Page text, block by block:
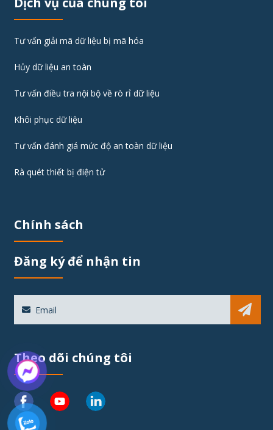
Tư vấn giải mã dữ liệu bị mã hóa
Hủy dữ liệu an toàn
Tư vấn điều tra nội bộ về rò rỉ dữ liệu
Khôi phục dữ liệu
Tư vấn đánh giá mức độ an toàn dữ liệu
Rà quét thiết bị điện tử
Chính sách
Đăng ký để nhận tin
Sub
Theo dõi chúng tôi